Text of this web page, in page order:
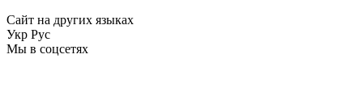
Сайт на других языках
Укр Рус
Мы в соцсетях